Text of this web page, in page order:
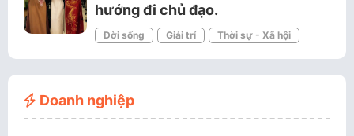
hướng đi chủ đạo.
Đời sống Giải trí Thời sự - Xã hội
Doanh nghiệp